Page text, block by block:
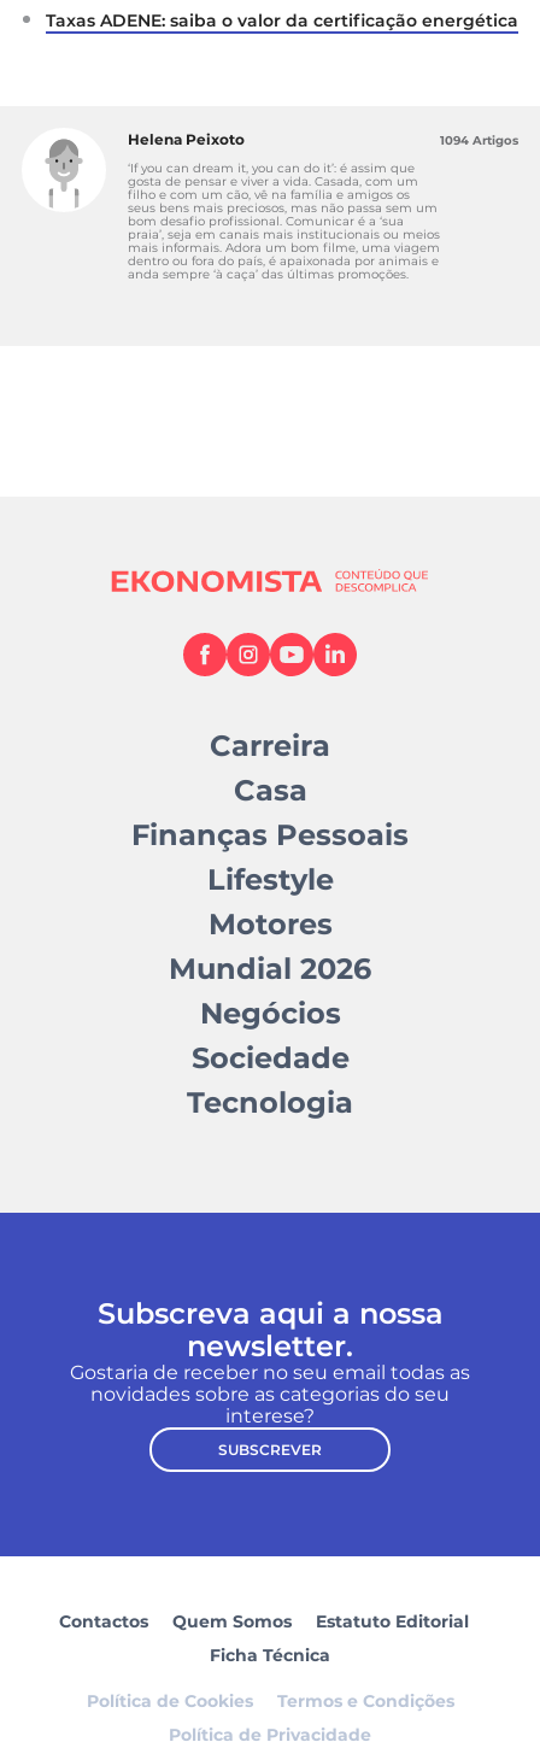
Taxas ADENE: saiba o valor da certificação energética
Helena Peixoto
‘If you can dream it, you can do it’: é assim que
gosta de pensar e viver a vida. Casada, com um
filho e com um cão, vê na família e amigos os
seus bens mais preciosos, mas não passa sem um
bom desafio profissional. Comunicar é a ‘sua
praia’, seja em canais mais institucionais ou meios
mais informais. Adora um bom filme, uma viagem
dentro ou fora do país, é apaixonada por animais e
anda sempre ‘à caça’ das últimas promoções.
1094 Artigos
Carreira
Casa
Finanças Pessoais
Lifestyle
Motores
Mundial 2026
Negócios
Sociedade
Tecnologia
Subscreva aqui a nossa
newsletter.
Gostaria de receber no seu email todas as
novidades sobre as categorias do seu
interese?
SUBSCREVER
Contactos Quem Somos
Estatuto Editorial
Ficha Técnica
Política de Cookies
Termos e Condições
Política de Privacidade